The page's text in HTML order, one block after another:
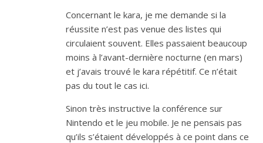
Concernant le kara, je me demande si la
réussite n’est pas venue des listes qui
circulaient souvent. Elles passaient beaucoup
moins à l’avant-dernière nocturne (en mars)
et j’avais trouvé le kara répétitif. Ce n’était
pas du tout le cas ici.
Sinon très instructive la conférence sur
Nintendo et le jeu mobile. Je ne pensais pas
qu’ils s’étaient développés à ce point dans ce